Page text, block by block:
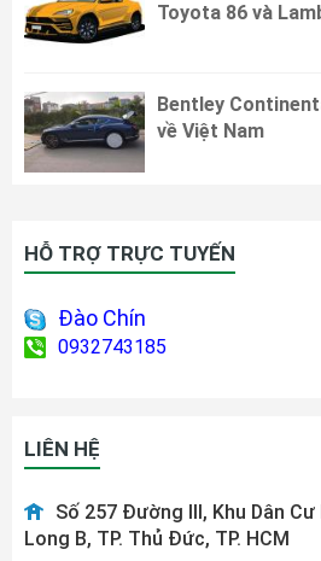
Toyota 86 và
Bentley
về Việt Nam
HỖ TRỢ TRỰC TUYẾN
Đào Chín
0932743185
LIÊN HỆ
Số 257 Đường III, Khu Dân
Long B, TP. Thủ Đức, TP. HCM